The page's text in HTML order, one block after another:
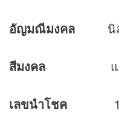
อัญมณีมงคล นิ
สีมงคล แด
เลขนำโชค